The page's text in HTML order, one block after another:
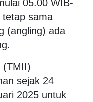
05.00 WIB-
tetap sama
(angling) ada
(TMII)
sejak 24
2025 untuk